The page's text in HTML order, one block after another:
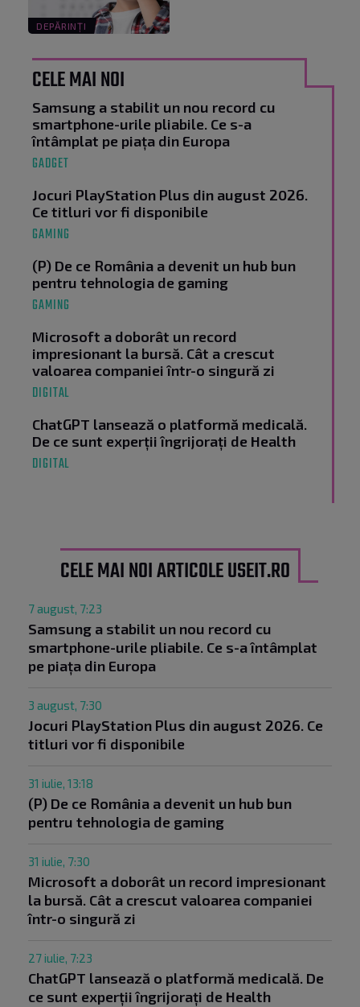
DEPĂRINȚI
CELE MAI NOI
Samsung a stabilit un nou record cu
smartphone-urile pliabile. Ce s-a
întâmplat pe piața din Europa
GADGET
Jocuri PlayStation Plus din august 2026.
Ce titluri vor fi disponibile
GAMING
(P) De ce România a devenit un hub bun
pentru tehnologia de gaming
GAMING
Microsoft a doborât un record
impresionant la bursă. Cât a crescut
valoarea companiei într-o singură zi
DIGITAL
ChatGPT lansează o platformă medicală.
De ce sunt experții îngrijorați de Health
DIGITAL
CELE MAI NOI ARTICOLE USEIT.RO
7 august, 7:23
Samsung a stabilit un nou record cu
smartphone-urile pliabile. Ce s-a întâmplat
pe piața din Europa
3 august, 7:30
Jocuri PlayStation Plus din august 2026. Ce
titluri vor fi disponibile
31 iulie, 13:18
(P) De ce România a devenit un hub bun
pentru tehnologia de gaming
31 iulie, 7:30
Microsoft a doborât un record impresionant
la bursă. Cât a crescut valoarea companiei
într-o singură zi
27 iulie, 7:23
ChatGPT lansează o platformă medicală. De
ce sunt experții îngrijorați de Health